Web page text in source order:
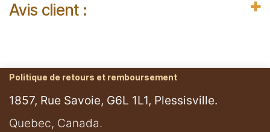
Avis client :
Politique de retours et remboursement
1857, Rue Savoie, G6L 1L1, Plessisville.
​Quebec, Canada.